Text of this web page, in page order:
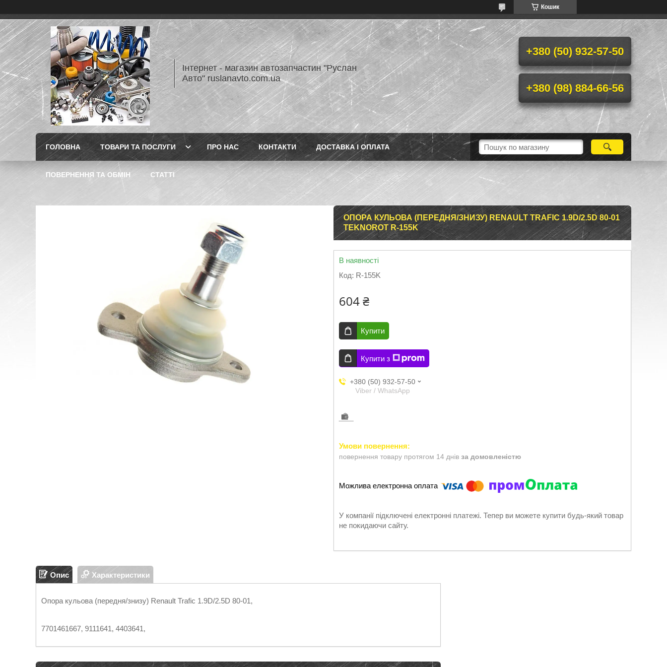
Кошик
Інтернет - магазин автозапчастин "Руслан
Авто" ruslanavto.com.ua
+380 (50) 932-57-50
+380 (98) 884-66-56
ГОЛОВНА ТОВАРИ ТА ПОСЛУГИ ПРО НАС КОНТАКТИ ДОСТАВКА І ОПЛАТА
ПОВЕРНЕННЯ ТА ОБМІН СТАТТІ
ОПОРА КУЛЬОВА (ПЕРЕДНЯ/ЗНИЗУ) RENAULT TRAFIC 1.9D/2.5D 80-01
TEKNOROT R-155K
В наявності
Код: R-155K
604 ₴
Купити
Купити з
+380 (50) 932-57-50
Viber / WhatsApp
повернення товару протягом 14 днів за домовленістю
У компанії підключені електронні платежі. Тепер ви можете купити будь-який товар
не покидаючи сайту.
Опис Характеристики
Опора кульова (передня/знизу) Renault Trafic 1.9D/2.5D 80-01,
7701461667, 9111641, 4403641,